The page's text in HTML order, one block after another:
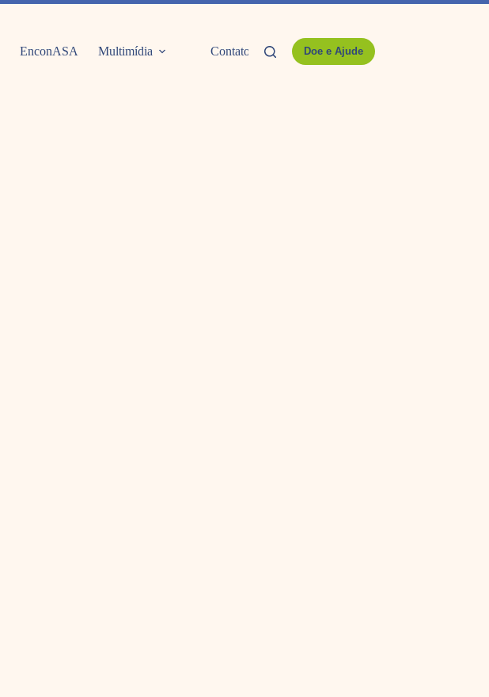
EnconASA Multimídia Contato Doe e Ajude